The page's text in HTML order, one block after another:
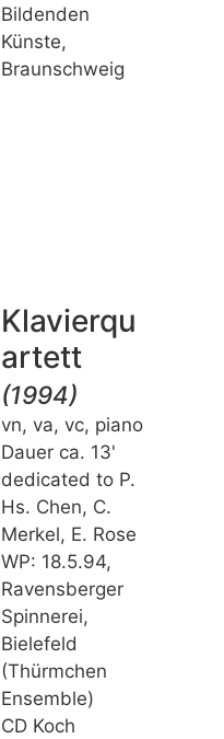
Bildenden
Künste,
Braunschweig
Klavierqu
artett
(1994)
vn, va, vc, piano
Dauer ca. 13'
dedicated to P.
Hs. Chen, C.
Merkel, E. Rose
WP: 18.5.94,
Ravensberger
Spinnerei,
Bielefeld
(Thürmchen
Ensemble)
CD Koch